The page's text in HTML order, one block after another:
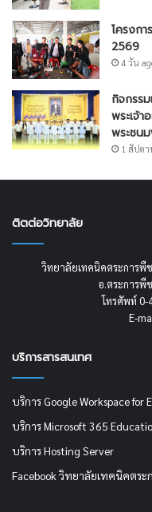
โครงก
2569
4 วัน
กิจกรร
พระเจ้
พระชน
1 สัปดา
ติตต่อวิทยาลัย
วิทยาลัยเทคนิคตระการพื
อ.ตระการพื
โทรศัพท์ 0-
E-
บริการสารสนเทศ
บริการ Google Workspace for
บริการ Microsoft 365
บริการ Hosting Server
Facebook วิทยาลัยเทคนิคตระ